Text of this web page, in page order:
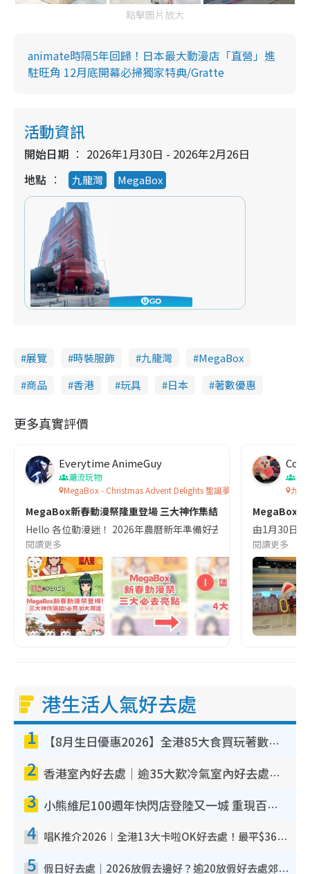
點擊圖片放大
animate時隔5年回歸！日本最大動漫店「直營」進
駐旺角 12月底開幕必掃獨家特典/Gratte
活動資訊
開始日期
2026年1月30日 - 2026年2月26日
地點
九龍灣 MegaBox
展覽 時裝服飾 九龍灣
MegaBox
商品
香港 玩具 日本 著數優惠
更多真實評價
Everytime AnimeGuy
潮流玩物
MegaBox - Christmas Advent Delights 聖誕夢幻倒數月曆
MegaBox新春動漫祭隆重登場 三大神作集結! 10大必入周邊
Hello 各位動漫迷！ 2026年農曆新年準備好去邊度「行大運」呢
閱讀更多
節
九龍
MegaBox
由1月30日
閱讀更多
港生活人氣好去處
1 【8月生日優惠2026】全港85大食買玩著數攻略 自助餐/火鍋放題同行免費＋誠品/DONKI送現金券
2 香港室內好去處｜逾35大歎冷氣室內好去處推介 室內活動免費避雨無懼落雨
3 小熊維尼100週年快閃店登陸又一城 重現百畝森林經典場景／獨家限定盲盒登場／專屬DIY香水
4 唱K推介2026︱全港13大卡啦OK好去處！最平$36起 日文K都有！(附地址+收費詳情)
5 假日好去處｜2026放假去邊好？逾20放假好去處郊外/秘景 休閒半日或一日遊